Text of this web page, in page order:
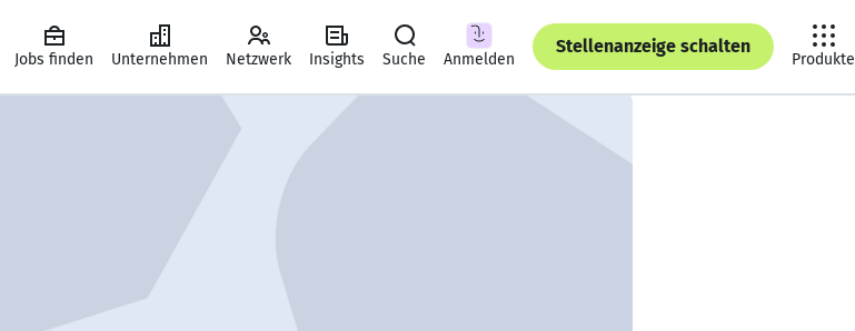
Jobs finden Unternehmen Netzwerk Insights Suche Anmelden
Stellenanzeige schalten
Produkte